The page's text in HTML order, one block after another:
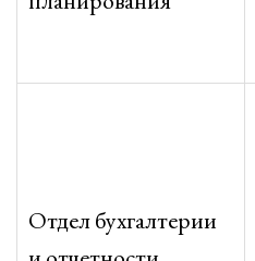
Отдел бухгалтерии